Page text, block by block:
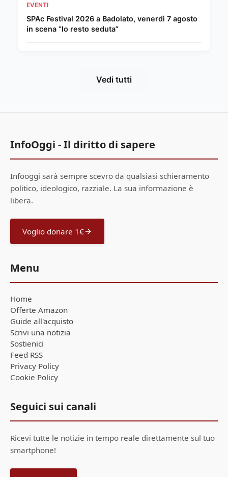
EVENTI
SPAc Festival 2026 a Badolato, venerdì 7 agosto
in scena “Io resto seduta”
Vedi tutti
InfoOggi - Il diritto di sapere
Infooggi sarà sempre scevro da qualsiasi schieramento
politico, ideologico, razziale. La sua informazione è
libera.
Voglio donare 1€
Menu
Home
Offerte Amazon
Guide all'acquisto
Scrivi una notizia
Sostienici
Feed RSS
Privacy Policy
Cookie Policy
Seguici sui canali
Ricevi tutte le notizie in tempo reale direttamente sul tuo
smartphone!